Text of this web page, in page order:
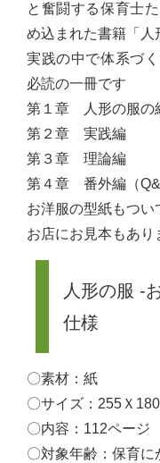
と奮闘する保育士
め込まれた書籍「人
実践の中で体系づ
必読の一冊です
第１章 人形の服の
第２章 実践編
第３章 理論編
第４章 番外編（
お洋服の型紙もつい
お店にお見本もあり
人形の服 -
仕様
〇素材：紙
〇サイズ：255Ｘ
〇内容：112ページ
〇対象年齢：保育